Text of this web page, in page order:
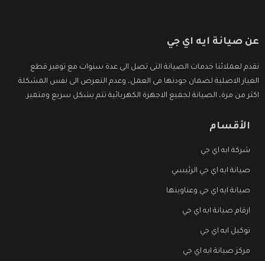
عن صيانة ايه اي جي
نقدم لعملائنا خدمات الصيانة التى تصل الى عدة سنوات مع توفير قطع
الغيار الاصلية لضمان جودتها فى العمل، وعدم التعرض الى نفس المشكلة
اكثر من مرة، الصيانة لجميع الاجهزة الكهربائية تتم بشكل سريع ومتميز.
الأقسام
شركة ايه اي جي
صيانة ايه اي جي الرئيسي
صيانة ايه اي جي وعناوينها
ارقام صيانة ايه اي جي
توكيل ايه اي جي
مركز صيانة ايه اي جي